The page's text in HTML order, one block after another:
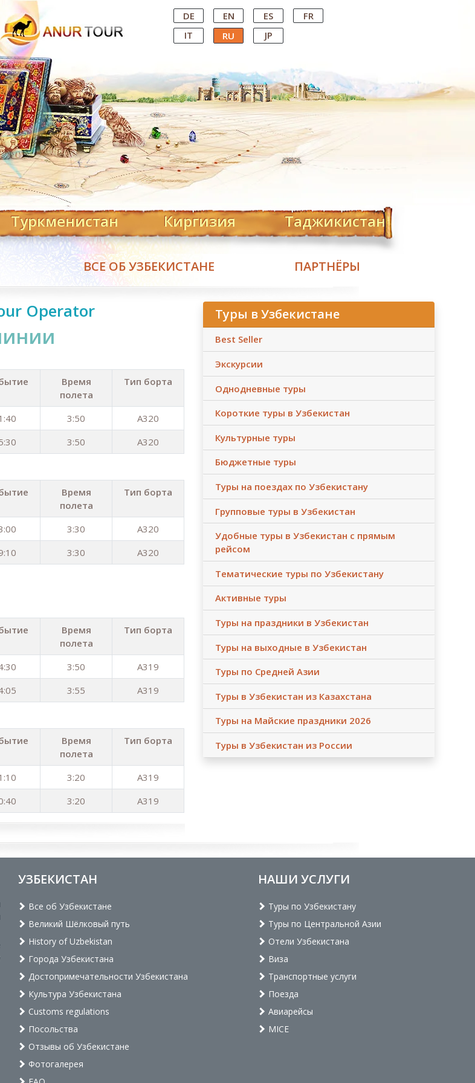
Central Asian Tour Operator DE EN ES
FR
IT
RU JP
Туркменистан Киргизия Таджикистан
ВСЕ ОБ УЗБЕКИСТАНЕ ПАРТНЁРЫ
Operator
Время
полета
Тип борта
3:50
A320
3:50 A320
Время
полета
Тип борта
3:30
A320
3:30 A320
Время
полета
Тип борта
3:50
A319
3:55 A319
Время
полета
Тип борта
3:20
A319
3:20 A319
Туры в Узбекистане
Best Seller
Экскурсии
Однодневные туры
Короткие туры в Узбекистан
Культурные туры
Бюджетные туры
Туры на поездах по Узбекистану
Групповые туры в Узбекистан
Удобные туры в Узбекистан с прямым
рейсом
Тематические туры по Узбекистану
Активные туры
Туры на праздники в Узбекистан
Туры на выходные в Узбекистан
Туры по Средней Азии
Туры в Узбекистан из Казахстана
Туры на Майские праздники 2026
Туры в Узбекистан из России
УЗБЕКИСТАН
Все об Узбекистане
Великий Шёлковый путь
History of Uzbekistan
Города Узбекистана
Достопримечательности Узбекистана
Культура Узбекистана
Customs regulations
Посольства
Отзывы об Узбекистане
Фотогалерея
НАШИ УСЛУГИ
Туры по Узбекистану
Туры по Центральной Азии
Отели Узбекистана
Виза
Транспортные услуги
Поезда
Авиарейсы
MICE